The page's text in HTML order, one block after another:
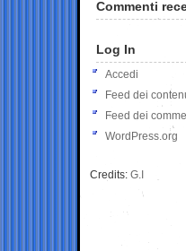
Commenti
Log In
Accedi
Feed dei
Feed dei
WordPress.org
Credits: G.I